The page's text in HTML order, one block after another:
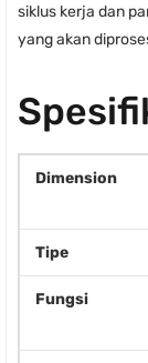
siklus kerja dan
yang akan
Dimension
Tipe
Fungsi